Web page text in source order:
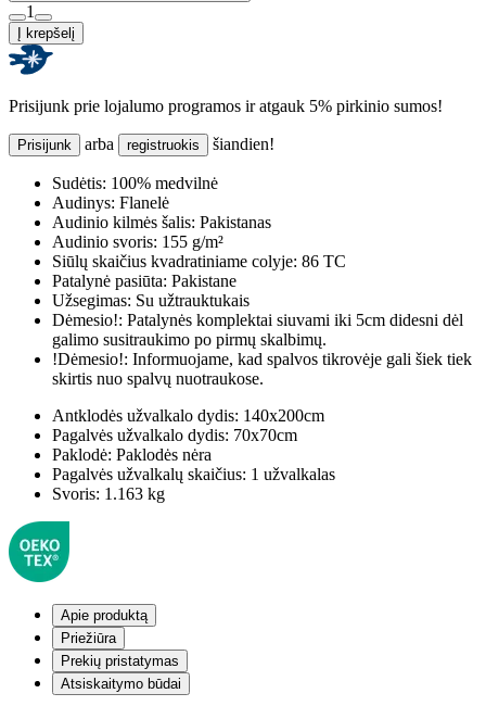
1
Į krepšelį
Prisijunk prie lojalumo programos ir atgauk 5% pirkinio sumos!
Prisijunk arba registruokis šiandien!
Sudėtis: 100% medvilnė
Audinys: Flanelė
Audinio kilmės šalis: Pakistanas
Audinio svoris: 155 g/m²
Siūlų skaičius kvadratiniame colyje: 86 TC
Patalynė pasiūta: Pakistane
Užsegimas: Su užtrauktukais
Dėmesio!: Patalynės komplektai siuvami iki 5cm didesni dėl
galimo susitraukimo po pirmų skalbimų.
!Dėmesio!: Informuojame, kad spalvos tikrovėje gali šiek tiek
skirtis nuo spalvų nuotraukose.
Antklodės užvalkalo dydis: 140x200cm
Pagalvės užvalkalo dydis: 70x70cm
Paklodė: Paklodės nėra
Pagalvės užvalkalų skaičius: 1 užvalkalas
Svoris: 1.163 kg
Apie produktą
Priežiūra
Prekių pristatymas
Atsiskaitymo būdai